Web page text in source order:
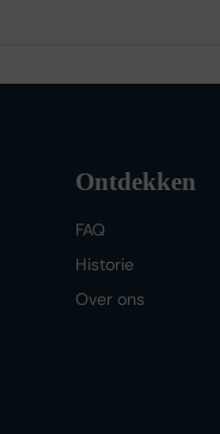
Ontdekken
FAQ
Historie
Over ons